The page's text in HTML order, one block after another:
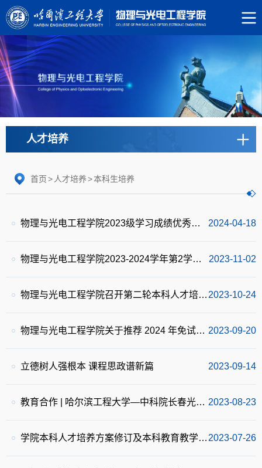
人才培养
首页> 人才培养>本科生培养
2024-04-18
物理与光电工程学院2023级学习成绩优秀本科生转专业宣讲会
2023-11-02
物理与光电工程学院2023-2024学年第2学期教材使用情况公示
2023-10-24
物理与光电工程学院召开第二轮本科人才培养方案修订评审会
2023-09-20
物理与光电工程学院关于推荐 2024 年免试攻读硕士学位研究生的管理规定
2023-09-14
立德树人强根本 课程思政谱新篇
2023-08-23
教育合作 | 哈尔滨工程大学—中科院长春光机所联合培养本科生计划顺利签约
2023-07-26
学院本科人才培养方案修订及本科教育教学审核评估准备工作启动会